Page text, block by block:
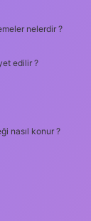
nelerdir ?
edilir ?
nasıl konur ?